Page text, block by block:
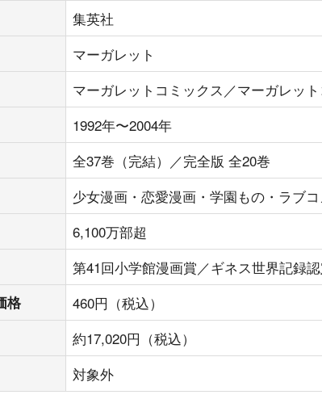
集英社
マーガレット
マーガレットコミックス／マーガレット
1992年〜2004年
全37巻（完結）／完全版 全20巻
少女漫画・恋愛漫画・学園もの・ラブコ
6,100万部超
第41回小学館漫画賞／ギネス世界記録認
格 460円（税込）
約17,020円（税込）
対象外